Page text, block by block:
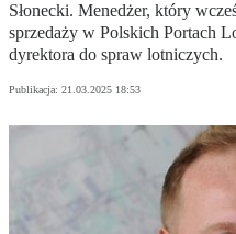
Słonecki. Menedżer, który
sprzedaży w Polskich Portach
dyrektora do spraw lotniczych.
Publikacja: 21.03.2025 18:53